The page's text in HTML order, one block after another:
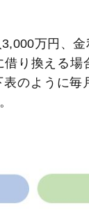
万円、
り換える
のように